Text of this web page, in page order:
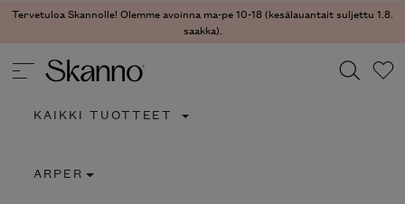
Tervetuloa Skannolle! Olemme avoinna ma-pe 10-18 (kesälauantait suljettu 1.8.
saakka).
Type 2 or more characters for results.
KAIKKI TUOTTEET
ARPER